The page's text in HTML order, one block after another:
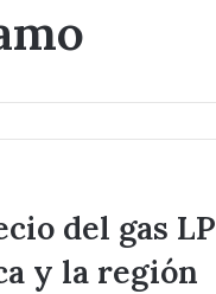
del gas LP
y la región